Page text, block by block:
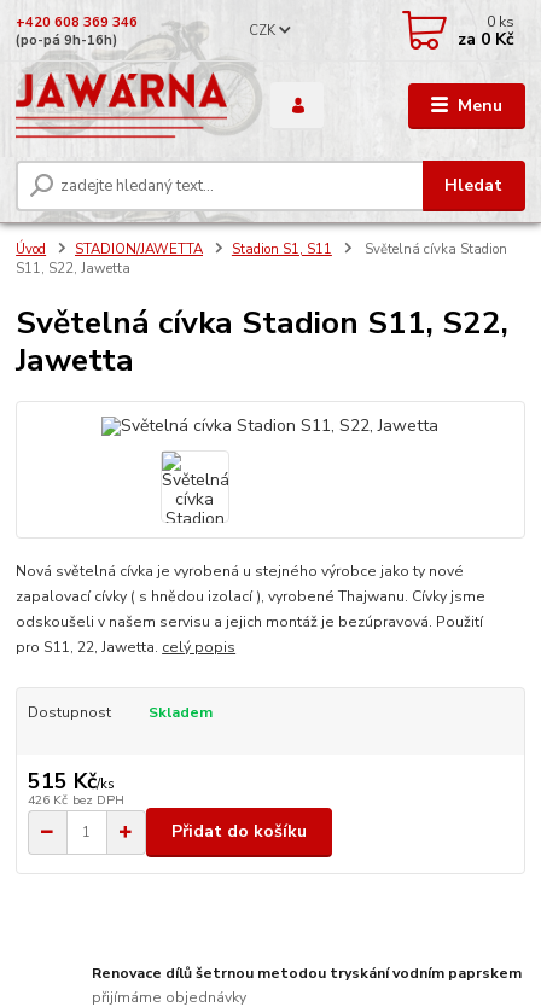
Menu
CZK
Hledat
+420 608 369 346
(po-pá 9h-16h)
0 ks
za 0 Kč
Úvod STADION/JAWETTA Stadion S1, S11
Světelná cívka Stadion
S11, S22, Jawetta
Světelná cívka Stadion S11, S22,
Jawetta
Nová světelná cívka je vyrobená u stejného výrobce jako ty nové
zapalovací cívky ( s hnědou izolací ), vyrobené Thajwanu. Cívky jsme
odskoušeli v našem servisu a jejich montáž je bezúpravová. Použití
pro S11, 22, Jawetta. celý popis
Dostupnost Skladem
515 Kč/ks
426 Kč bez DPH
Přidat do košíku
Renovace dílů šetrnou metodou tryskání vodním paprskem
přijímáme objednávky